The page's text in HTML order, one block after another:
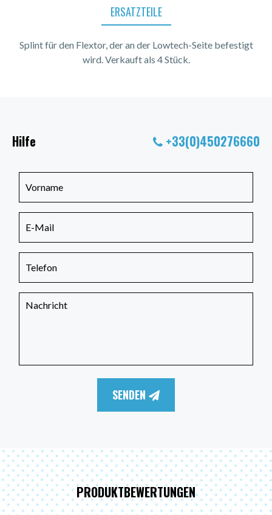
ERSATZTEILE
Splint für den Flextor, der an der Lowtech-Seite befestigt
wird. Verkauft als 4 Stück.
Hilfe +33(0)450276660
SENDEN
PRODUKTBEWERTUNGEN